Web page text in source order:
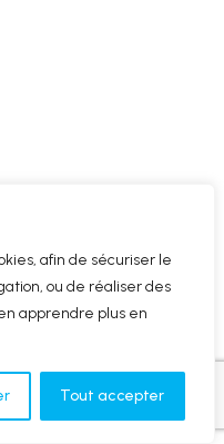
afin de sécuriser le
ou de réaliser des
apprendre plus en
Tout accepter